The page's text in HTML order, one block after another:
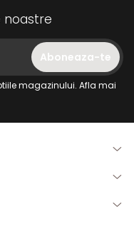
noastre
magazinului. Afla mai